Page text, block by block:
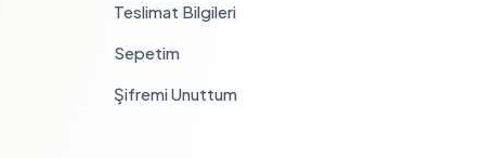
Teslimat Bilgileri
Sepetim
Şifremi Unuttum